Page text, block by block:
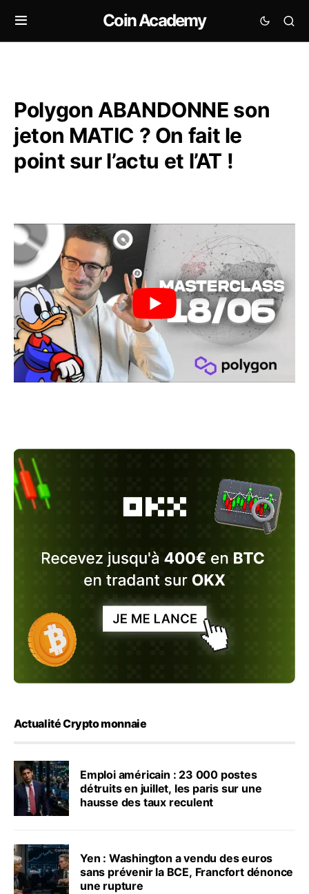
Coin Academy
Polygon ABANDONNE son
jeton MATIC ? On fait le
point sur l’actu et l’AT !
Actualité Crypto monnaie
Emploi américain : 23 000 postes
détruits en juillet, les paris sur une
hausse des taux reculent
Yen : Washington a vendu des euros
sans prévenir la BCE, Francfort dénonce
une rupture